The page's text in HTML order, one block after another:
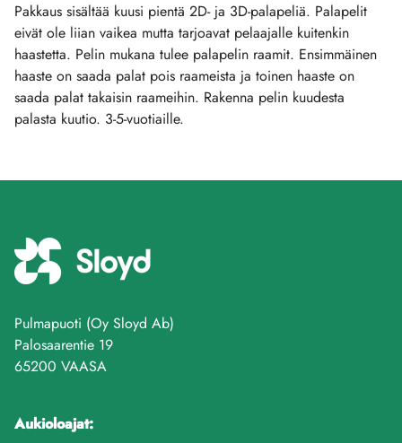
Pakkaus sisältää kuusi pientä 2D- ja 3D-palapeliä. Palapelit
eivät ole liian vaikea mutta tarjoavat pelaajalle kuitenkin
haastetta. Pelin mukana tulee palapelin raamit. Ensimmäinen
haaste on saada palat pois raameista ja toinen haaste on
saada palat takaisin raameihin. Rakenna pelin kuudesta
palasta kuutio. 3-5-vuotiaille.
Pulmapuoti (Oy Sloyd Ab)
Palosaarentie 19
65200 VAASA
Aukioloajat: